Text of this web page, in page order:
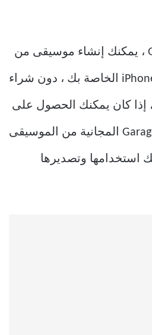
باستخدام GarageBand ، يمكنك إنشاء موسيقى من
اختيارك وجعلها نغمة iPhone الخاصة بك ، دون شراء
إذا كان يمكنك الحصول على
ملفات مشروع GarageBand المجانية من الموسيقى
استخدامها وتصديرها